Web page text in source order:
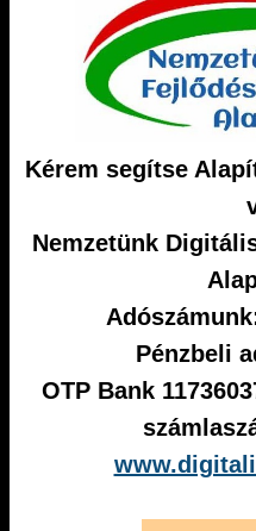
Kérem segítse
Nemzetünk
Pénzbeli
OTP Bank